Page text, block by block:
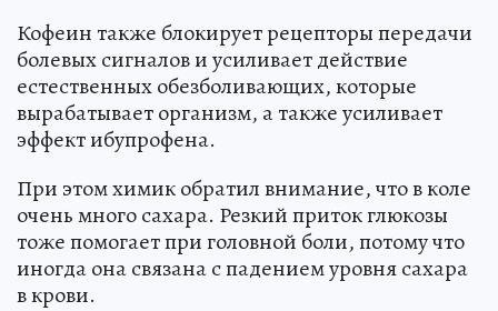
Кофеин также блокирует рецепторы передачи
болевых сигналов и усиливает действие
естественных обезболивающих, которые
вырабатывает организм, а также усиливает
эффект ибупрофена.
При этом химик обратил внимание, что в коле
очень много сахара. Резкий приток глюкозы
тоже помогает при головной боли, потому что
иногда она связана с падением уровня сахара
в крови.